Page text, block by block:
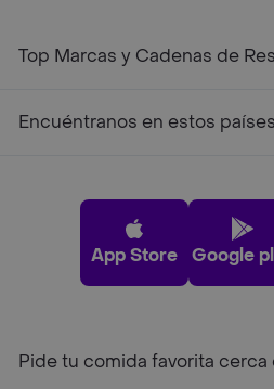
Top Marcas y Cadenas de
Encuéntranos en estos países
App Store Google
Pide tu comida favorita cerca